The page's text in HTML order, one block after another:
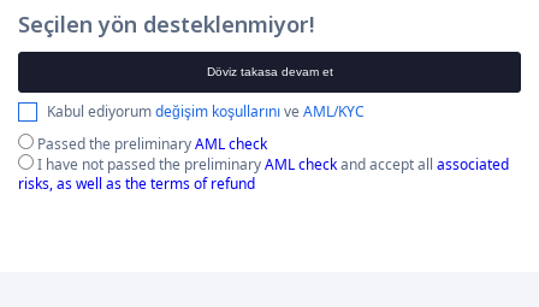
Seçilen yön desteklenmiyor!
Döviz takasa devam et
Kabul ediyorumdeğişim koşullarınıveAML/KYC
Passed the preliminaryAML check
I have not passed the preliminaryAML checkand accept all associated
risks, as well as the terms of refund